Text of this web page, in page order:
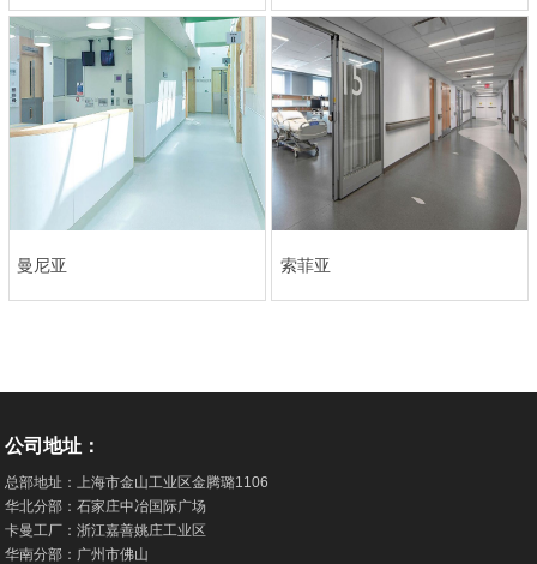
曼尼亚 索菲亚
公司地址：
总部地址：上海市金山工业区金腾璐1106
华北分部：石家庄中冶国际广场
卡曼工厂：浙江嘉善姚庄工业区
华南分部：广州市佛山